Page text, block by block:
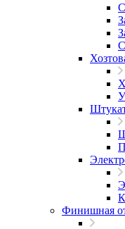
Финишная